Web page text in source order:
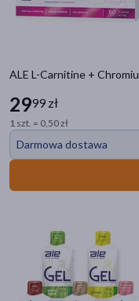
ALE L-Carnitine +
2999 zł
1 szt. = 0,50 zł
Darmowa dostawa